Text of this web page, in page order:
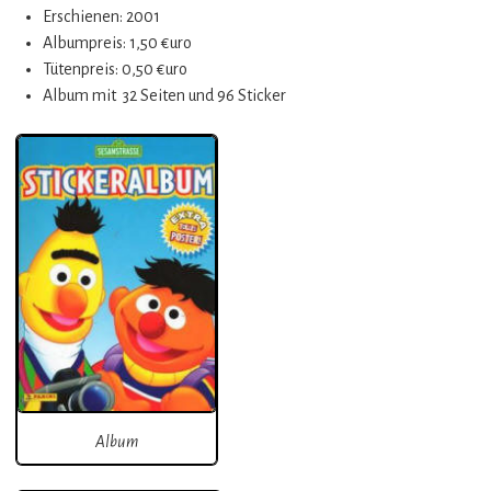
Erschienen: 2001
Albumpreis: 1,50 €uro
Tütenpreis: 0,50 €uro
Album mit 32 Seiten und 96 Sticker
Album